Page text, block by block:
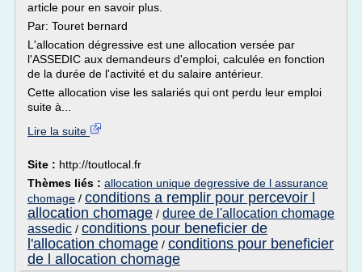
article pour en savoir plus.
Par: Touret bernard
L'allocation dégressive est une allocation versée par
l'ASSEDIC aux demandeurs d'emploi, calculée en fonction
de la durée de l'activité et du salaire antérieur.
Cette allocation vise les salariés qui ont perdu leur emploi
suite à...
Lire la suite
Site : http://toutlocal.fr
Thèmes liés : allocation unique degressive de l assurance
chomage / conditions a remplir pour percevoir l
allocation chomage / duree de l'allocation chomage
assedic / conditions pour beneficier de
l'allocation chomage / conditions pour beneficier
de l allocation chomage